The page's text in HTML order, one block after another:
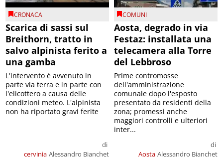
CRONACA
Scarica di sassi sul
Breithorn, tratto in
salvo alpinista ferito a
una gamba
cervinia
di
Alessandro Bianchet
L'intervento è avvenuto in
parte via terra e in parte con
l'elicottero a causa delle
condizioni meteo. L'alpinista
non ha riportato gravi ferite
COMUNI
Aosta, degrado in via
Festaz: installata una
telecamera alla Torre
del Lebbroso
Aosta
di
Alessandro Bianchet
Prime contromosse
dell'amministrazione
comunale dopo l'esposto
presentato da residenti della
zona; promessi anche
maggiori controlli e ulteriori
inter...